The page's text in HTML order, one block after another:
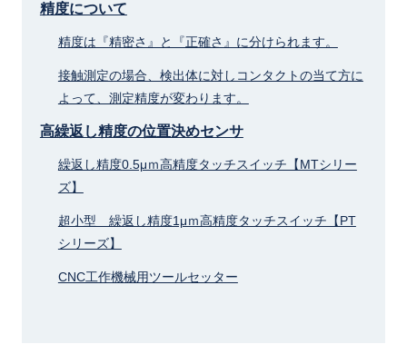
精度について
精度は『精密さ』と『正確さ』に分けられます。
接触測定の場合、検出体に対しコンタクトの当て方に
よって、測定精度が変わります。
高繰返し精度の位置決めセンサ
繰返し精度0.5μｍ高精度タッチスイッチ【MTシリー
ズ】
超小型 繰返し精度1μｍ高精度タッチスイッチ【PT
シリーズ】
CNC工作機械用ツールセッター